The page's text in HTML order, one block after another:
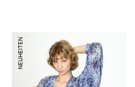
NEUHEITEN